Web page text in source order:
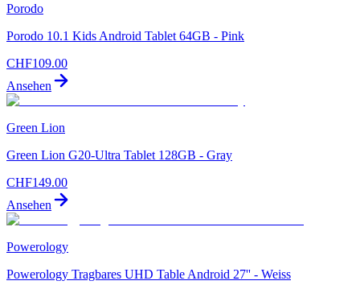
Porodo
Porodo 10.1 Kids Android Tablet 64GB - Pink
CHF109.00
Ansehen
Green Lion
Green Lion G20-Ultra Tablet 128GB - Gray
CHF149.00
Ansehen
Powerology
Powerology Tragbares UHD Table Android 27'' - Weiss